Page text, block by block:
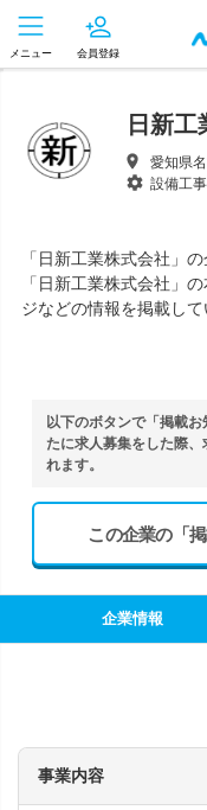
メニュー 会員登録
日新工
愛知県
設備工事
「日新工業株式会社」
「日新工業株式会社」
ジなどの情報を掲載して
以下のボタンで「掲載
たに求人募集をした際
れます。
この企業の「
企業情報
事業内容